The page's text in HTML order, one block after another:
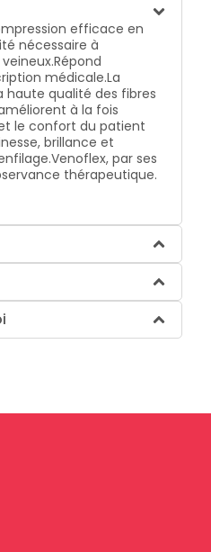
efficace en
nécessaire à
Répond
médicale.La
haute qualité des fibres
à la fois
le confort du patient
brillance et
Venoflex, par ses
thérapeutique.